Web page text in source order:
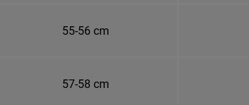
55-56 cm
57-58 cm